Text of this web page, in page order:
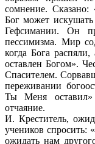
сомнение.
Бог может
Гефсимании. Он
пессимизма. Мир
когда Бога
оставлен Богом».
Спасителем.
переживании
Ты Меня
отчаяние.
И. Креститель,
учеников
ожидать нам